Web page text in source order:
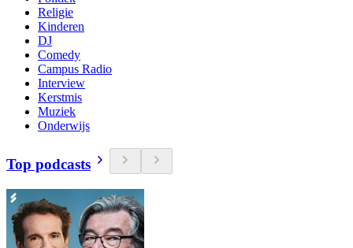
Religie
Kinderen
DJ
Comedy
Campus Radio
Interview
Kerstmis
Muziek
Onderwijs
Top podcasts